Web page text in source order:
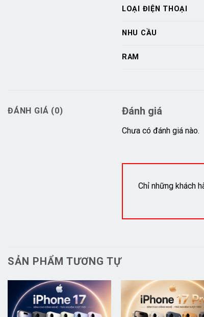
LOẠI ĐIỆN THOẠI
NHU CẦU
RAM
ĐÁNH GIÁ (0) Đánh giá
Chưa có đánh giá nào.
Chỉ những khách
SẢN PHẨM TƯƠNG TỰ